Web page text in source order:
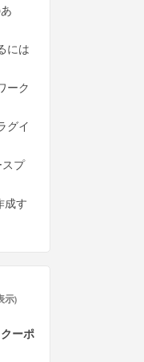
には
ーク
グイ
プ
成す
示)
ーポ